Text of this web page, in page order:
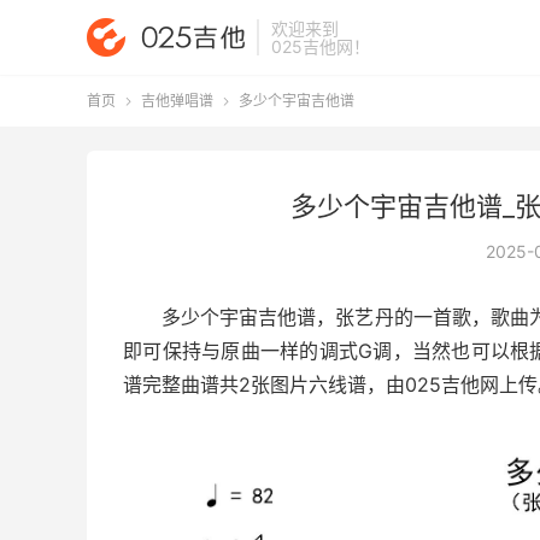
欢迎来到
025吉他网 ！
首页  吉他弹唱谱  多少个宇宙吉他谱
多少个宇宙吉他谱_
2025-
多少个宇宙吉他谱，张艺丹的一首歌，歌
即可保持与原曲一样的调式G调，当然也可以
谱完整曲谱共2张图片六线谱，由025吉他网上